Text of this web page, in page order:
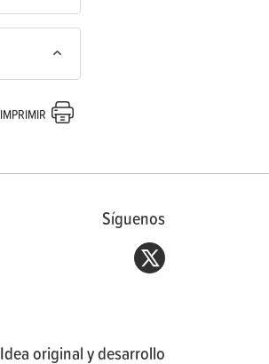
IMPRIMIR
Síguenos
Idea original y desarrollo